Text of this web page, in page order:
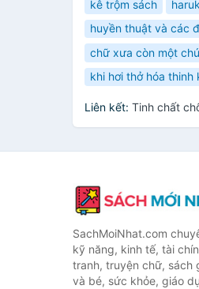
kê trộm sách
huyền thuật và các
chữ xưa còn một
khi hơi thở hóa thinh
Liên kết: Tinh chất
SachMoiNhat.com
kỹ năng, kinh tế, tài
tranh, truyện chữ, sách
và bé, sức khỏe, giáo